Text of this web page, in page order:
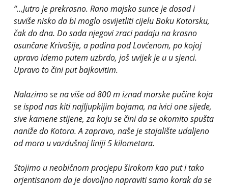
“…Jutro je prekrasno. Rano majsko sunce je dosad i
suviše nisko da bi moglo osvijetliti cijelu Boku Kotorsku,
čak do dna. Do sada njegovi zraci padaju na krasno
osunčane Krivošije, a padina pod Lovćenom, po kojoj
upravo idemo putem uzbrdo, još uvijek je u u sjenci.
Upravo to čini put bajkovitim.
Nalazimo se na više od 800 m iznad morske pučine koja
se ispod nas kiti najljupkijim bojama, na ivici one sijede,
sive kamene stijene, za koju se čini da se okomito spušta
naniže do Kotora. A zapravo, naše je stajalište udaljeno
od mora u vazdušnoj liniji 5 kilometara.
Stojimo u neobičnom procjepu širokom kao put i tako
orjentisanom da je dovoljno napraviti samo korak da se